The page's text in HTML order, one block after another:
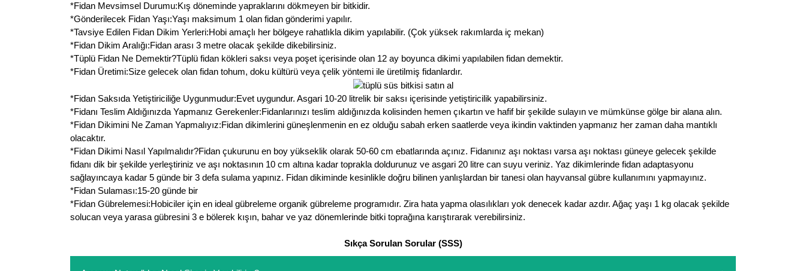
*Fidan Mevsimsel Durumu:Kış döneminde yapraklarını dökmeyen bir bitkidir.
*Gönderilecek Fidan Yaşı:Yaşı maksimum 1 olan fidan gönderimi yapılır.
*Tavsiye Edilen Fidan Dikim Yerleri:Hobi amaçlı her bölgeye rahatlıkla dikim yapılabilir. (Çok yüksek rakımlarda iç mekan)
*Fidan Dikim Aralığı:Fidan arası 3 metre olacak şekilde dikebilirsiniz.
*Tüplü Fidan Ne Demektir?Tüplü fidan kökleri saksı veya poşet içerisinde olan 12 ay boyunca dikimi yapılabilen fidan demektir.
*Fidan Üretimi:Size gelecek olan fidan tohum, doku kültürü veya çelik yöntemi ile üretilmiş fidanlardır.
*Fidan Saksıda Yetiştiriciliğe Uygunmudur:Evet uygundur. Asgari 10-20 litrelik bir saksı içerisinde yetiştiricilik yapabilirsiniz.
*Fidanı Teslim Aldığınızda Yapmanız Gerekenler:Fidanlarınızı teslim aldığınızda kolisinden hemen çıkartın ve hafif bir şekilde sulayın ve mümkünse gölge bir alana alın.
*Fidan Dikimini Ne Zaman Yapmalıyız:Fidan dikimlerini güneşlenmenin en ez olduğu sabah erken saatlerde veya ikindin vaktinden yapmanız her zaman daha mantıklı
olacaktır.
*Fidan Dikimi Nasıl Yapılmalıdır?Fidan çukurunu en boy yükseklik olarak 50-60 cm ebatlarında açınız. Fidanınız aşı noktası varsa aşı noktası güneye gelecek şekilde
fidanı dik bir şekilde yerleştiriniz ve aşı noktasının 10 cm altına kadar toprakla doldurunuz ve asgari 20 litre can suyu veriniz. Yaz dikimlerinde fidan adaptasyonu
sağlayıncaya kadar 5 günde bir 3 defa sulama yapınız. Fidan dikiminde kesinlikle doğru bilinen yanlışlardan bir tanesi olan hayvansal gübre kullanımını yapmayınız.
*Fidan Sulaması:15-20 günde bir
*Fidan Gübrelemesi:Hobiciler için en ideal gübreleme organik gübreleme programıdır. Zira hata yapma olasılıkları yok denecek kadar azdır. Ağaç yaşı 1 kg olacak şekilde
solucan veya yarasa gübresini 3 e bölerek kışın, bahar ve yaz dönemlerinde bitki toprağına karıştırarak verebilirsiniz.
Sıkça Sorulan Sorular (SSS)